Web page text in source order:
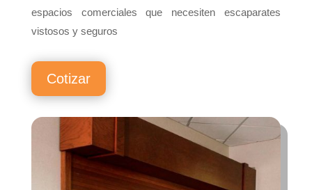
espacios comerciales que necesiten escaparates
vistosos y seguros
Cotizar